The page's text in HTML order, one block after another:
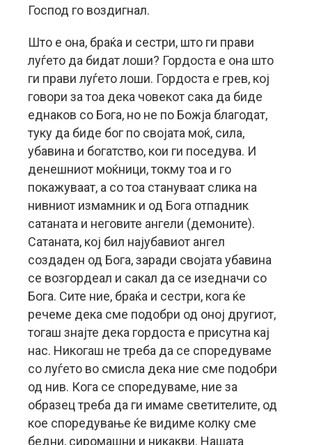
Господ го воздигнал.
Што е она, браќа и сестри, што ги прави
луѓето да бидат лоши? Гордоста е она што
ги прави луѓето лоши. Гордоста е грев, кој
говори за тоа дека човекот сака да биде
еднаков со Бога, но не по Божја благодат,
туку да биде бог по својата моќ, сила,
убавина и богатство, кои ги поседува. И
денешниот моќници, токму тоа и го
покажуваат, а со тоа стануваат слика на
нивниот измамник и од Бога отпадник
сатаната и неговите ангели (демоните).
Сатаната, кој бил најубавиот ангел
создаден од Бога, заради својата убавина
се возгордеал и сакал да се изедначи со
Бога. Сите ние, браќа и сестри, кога ќе
речеме дека сме подобри од оној другиот,
тогаш знајте дека гордоста е присутна кај
нас. Никогаш не треба да се споредуваме
со луѓето во смисла дека ние сме подобри
од нив. Кога се споредуваме, ние за
образец треба да ги имаме светителите, од
кое споредување ќе видиме колку сме
бедни, сиромашни и никакви. Нашата